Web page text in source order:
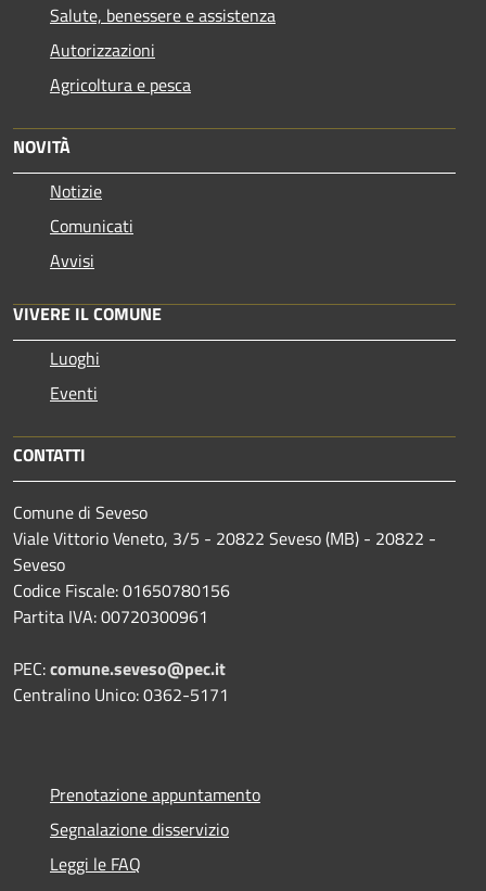
Salute, benessere e assistenza
Autorizzazioni
Agricoltura e pesca
NOVITÀ
Notizie
Comunicati
Avvisi
VIVERE IL COMUNE
Luoghi
Eventi
CONTATTI
Comune di Seveso
Viale Vittorio Veneto, 3/5 - 20822 Seveso (MB) - 20822 -
Seveso
Codice Fiscale: 01650780156
Partita IVA: 00720300961
PEC:comune.seveso@pec.it
Centralino Unico: 0362-5171
Prenotazione appuntamento
Segnalazione disservizio
Leggi le FAQ